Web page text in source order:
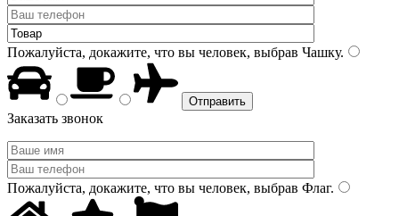
Пожалуйста, докажите, что вы человек, выбрав Чашку.
Заказать звонок
Пожалуйста, докажите, что вы человек, выбрав Флаг.